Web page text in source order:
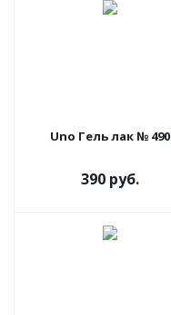
Uno Гель лак № 490
390 руб.